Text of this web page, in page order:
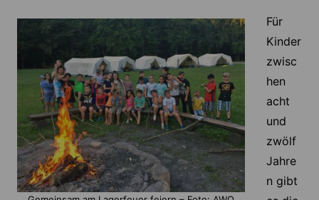
Für
Kinder
zwisc
hen
acht
und
zwölf
Jahre
n gibt